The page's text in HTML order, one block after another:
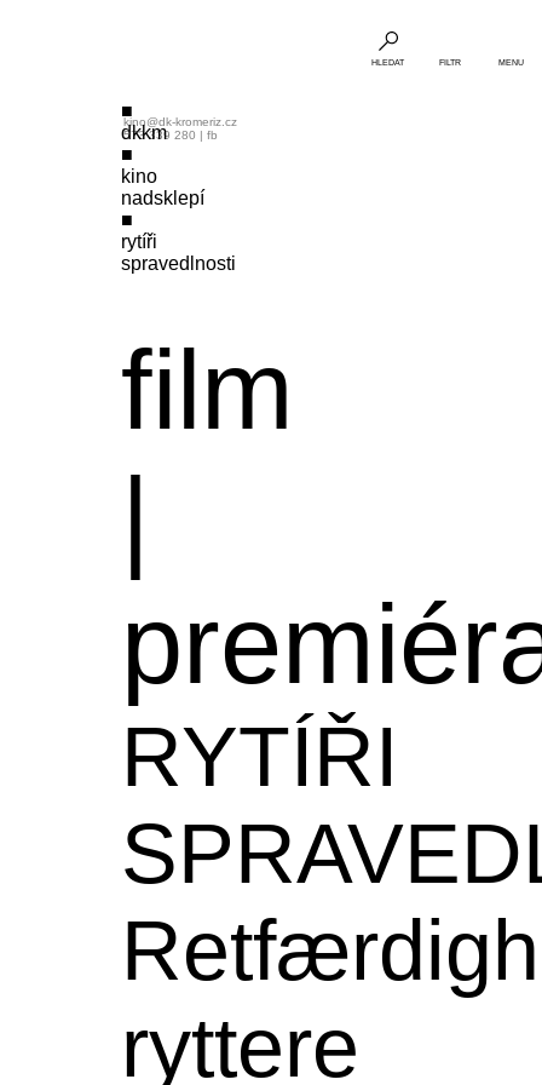
dkkm
kino
nadsklepí
rytíři
spravedlnosti
film
|
RYTÍŘI
ryttere
kino@dk-kromeriz.cz
573 339 280 | fb
HLEDAT FILTR MENU